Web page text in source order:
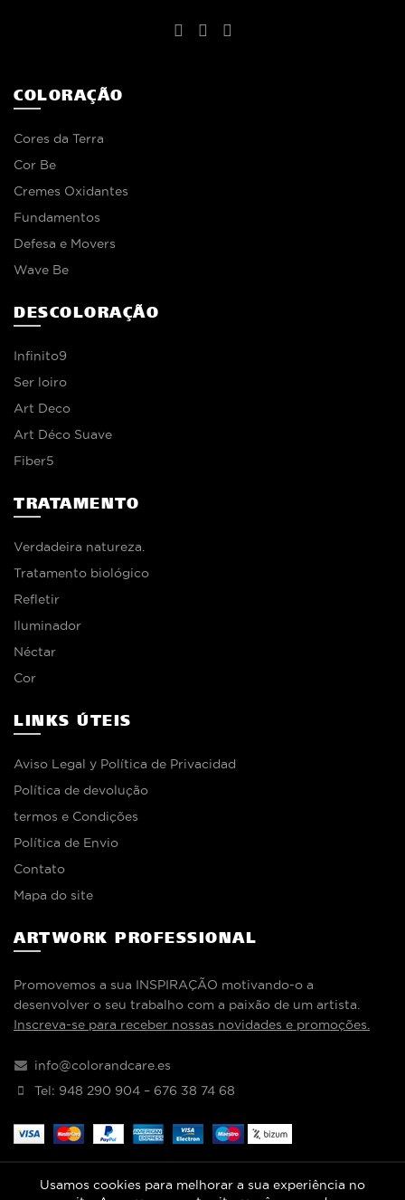
COLORAÇÃO
Cores da Terra
Cor Be
Cremes Oxidantes
Fundamentos
Defesa e Movers
Wave Be
DESCOLORAÇÃO
Infinito9
Ser loiro
Art Deco
Art Déco Suave
Fiber5
TRATAMENTO
Verdadeira natureza.
Tratamento biológico
Refletir
Iluminador
Néctar
Cor
LINKS ÚTEIS
Aviso Legal y Política de Privacidad
Política de devolução
termos e Condições
Política de Envio
Contato
Mapa do site
ARTWORK PROFESSIONAL
Promovemos a sua INSPIRAÇÃO motivando-o a
desenvolver o seu trabalho com a paixão de um artista.
Inscreva-se para receber nossas novidades e promoções.
info@colorandcare.es
Tel: 948 290 904 – 676 38 74 68
Usamos cookies para melhorar a sua experiência no